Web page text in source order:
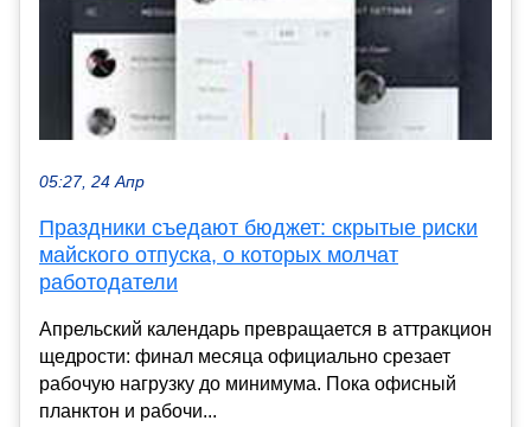
05:27, 24 Апр
Праздники съедают бюджет: скрытые риски
майского отпуска, о которых молчат
работодатели
Апрельский календарь превращается в аттракцион
щедрости: финал месяца официально срезает
рабочую нагрузку до минимума. Пока офисный
планктон и рабочи...